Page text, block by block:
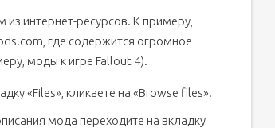
интернет-ресурсов. К примеру,
где содержится огромное
моды к игре Fallout 4).
«Files», кликаете на «Browse files».
мода переходите на вкладку